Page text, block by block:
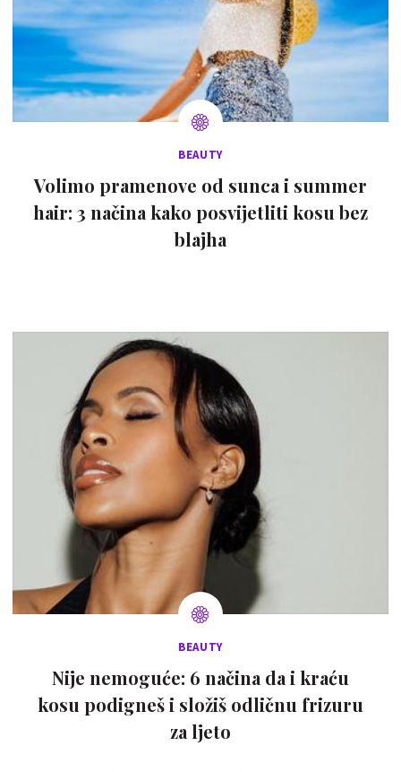
BEAUTY
Volimo pramenove od sunca i summer
hair: 3 načina kako posvijetliti kosu bez
blajha
BEAUTY
Nije nemoguće: 6 načina da i kraću
kosu podigneš i složiš odličnu frizuru
za ljeto